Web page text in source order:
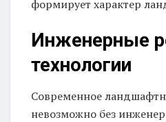
формирует характер
Инженерные
технологии
Современное
невозможно без